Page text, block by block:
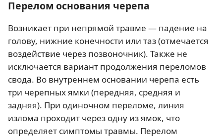
Перелом основания черепа
Возникает при непрямой травме — падение на
голову, нижние конечности или таз (отмечается
воздействие через позвоночник). Также не
исключается вариант продолжения переломов
свода. Во внутреннем основании черепа есть
три черепных ямки (передняя, средняя и
задняя). При одиночном переломе, линия
излома проходит через одну из ямок, что
определяет симптомы травмы. Перелом